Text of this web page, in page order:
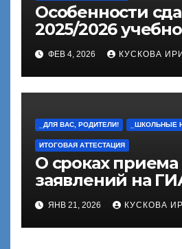
Особенности
2025/2026
ФЕВ 4, 2026 КУСКОВА
_ДЛЯ ВАС, РОДИТЕЛИ! _ШКОЛЬНЫЕ
ИТОГОВАЯ АТТЕСТАЦИЯ
О сроках приема
заявлений на
ГИА-11
ЯНВ 21, 2026 КУСКОВА